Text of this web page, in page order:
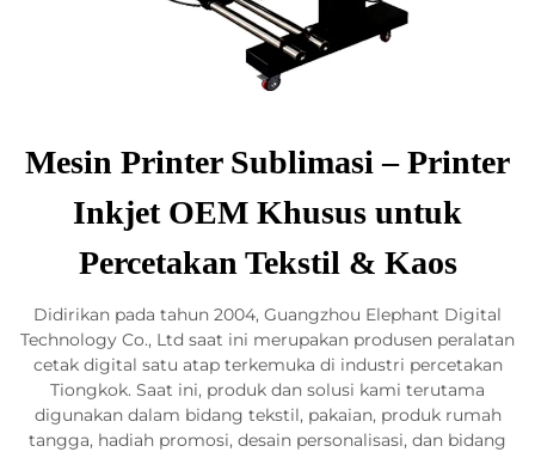
Mesin Printer Sublimasi – Printer
Inkjet OEM Khusus untuk
Percetakan Tekstil & Kaos
Didirikan pada tahun 2004, Guangzhou Elephant Digital
Technology Co., Ltd saat ini merupakan produsen peralatan
cetak digital satu atap terkemuka di industri percetakan
Tiongkok. Saat ini, produk dan solusi kami terutama
digunakan dalam bidang tekstil, pakaian, produk rumah
tangga, hadiah promosi, desain personalisasi, dan bidang